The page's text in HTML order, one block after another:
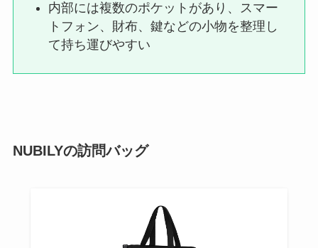
内部には複数のポケットがあり、スマー
トフォン、財布、鍵などの小物を整理し
て持ち運びやすい
NUBILYの訪問バッグ